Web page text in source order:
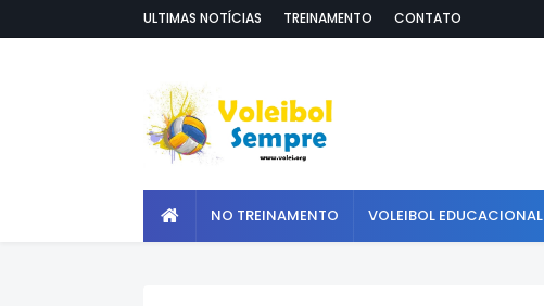
ULTIMAS NOTÍCIAS TREINAMENTO CONTATO
NO TREINAMENTO VOLEIBOL EDUCACIONAL